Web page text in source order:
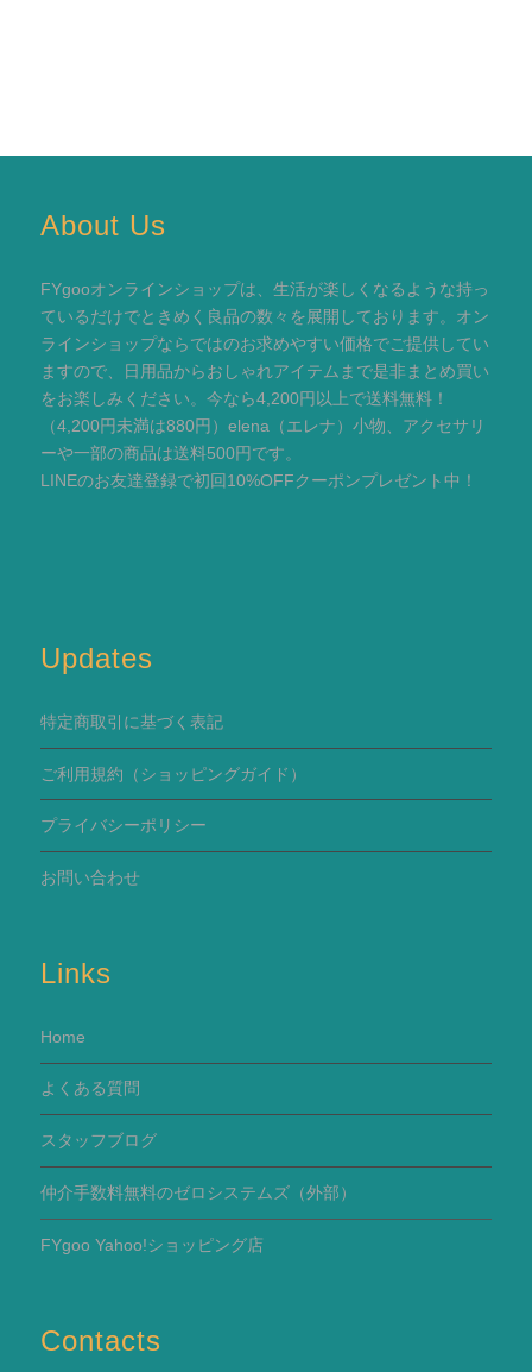
About Us
FYgooオンラインショップは、生活が楽しくなるような持っ
ているだけでときめく良品の数々を展開しております。オン
ラインショップならではのお求めやすい価格でご提供してい
ますので、日用品からおしゃれアイテムまで是非まとめ買い
をお楽しみください。今なら4,200円以上で送料無料！
（4,200円未満は880円）elena（エレナ）小物、アクセサリ
ーや一部の商品は送料500円です。
LINEのお友達登録で初回10%OFFクーポンプレゼント中！
Updates
特定商取引に基づく表記
ご利用規約 （ショッピングガイド）
プライバシーポリシー
お問い合わせ
Links
Home
よくある質問
スタッフブログ
仲介手数料無料のゼロシステムズ（外部）
FYgoo Yahoo!ショッピング店
Contacts